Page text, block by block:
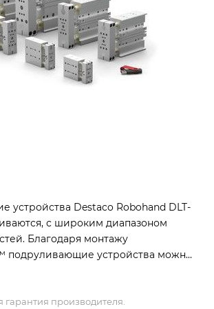
устройства Destaco Robohand DLT-
с широким диапазоном
Благодаря монтажу
подруливающие устройства можно
с Базовыми направляющими и
Это блочное
гарантия производителя.